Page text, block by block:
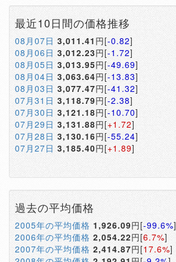
最近10日間の価格推移
08月07日 3,011.41 円[-0.82]
08月06日 3,012.23円[-1.72]
08月05日 3,013.95円[-49.69]
08月04日 3,063.64円[-13.83]
08月03日 3,077.47円[-41.32]
07月31日 3,118.79円[-2.38]
07月30日 3,121.18円[-10.70]
07月29日 3,131.88円[+1.72]
07月28日 3,130.16円[-55.24]
07月27日 3,185.40円[+1.89]
過去の平均価格
2005年の平均価格 1,926.09円[-99.6%]
2006年の平均価格 2,054.22円[6.7%]
2007年の平均価格 2,414.87円[17.6%]